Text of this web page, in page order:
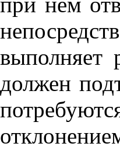
выполняет
должен